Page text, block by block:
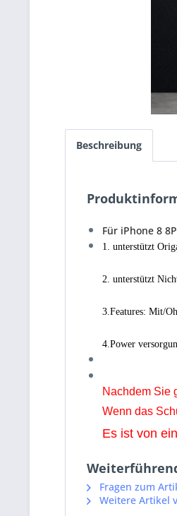
Beschreibung
Für iPhone 8
1. unterstützt
2. unterstützt
3.Features: Mit/
4.Power
Nachdem Sie
Wenn das
Es ist von
Fragen zum
Weitere Artikel